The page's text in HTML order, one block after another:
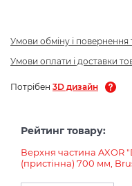
Умови обміну і повернення
Умови оплати і доставки
Потрібен 3D дизайн
Рейтинг товару:
Верхня частина AXOR
(пристінна) 700 мм,